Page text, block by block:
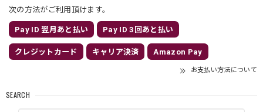
次の方法がご利用頂けます。
Pay ID 翌月あと払い Pay ID 3回あと払い
クレジットカード キャリア決済 Amazon Pay
お支払い方法について
SEARCH